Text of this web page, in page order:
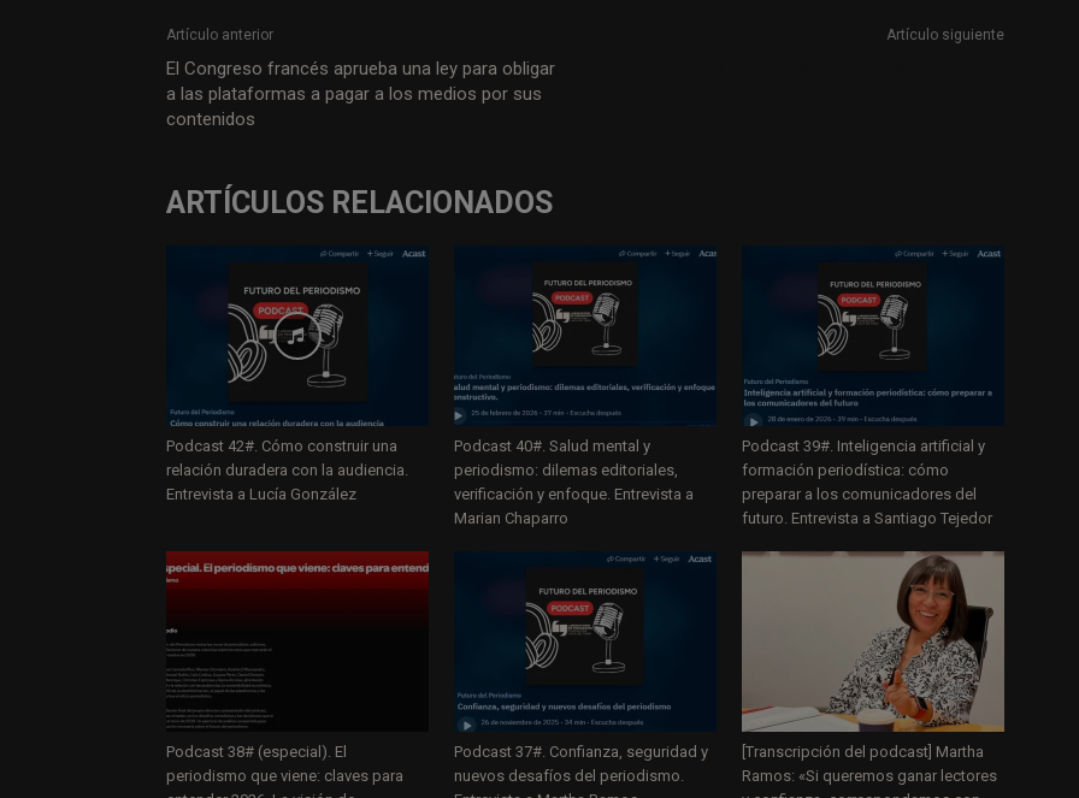
Artículo anterior
El Congreso francés aprueba una ley para obligar
a las plataformas a pagar a los medios por sus
contenidos
Artículo siguiente
ARTÍCULOS RELACIONADOS
Podcast 42#. Cómo construir una
relación duradera con la audiencia.
Entrevista a Lucía González
Podcast 40#. Salud mental y
periodismo: dilemas editoriales,
verificación y enfoque. Entrevista a
Marian Chaparro
Podcast 39#. Inteligencia artificial y
formación periodística: cómo
preparar a los comunicadores del
futuro. Entrevista a Santiago Tejedor
Podcast 38# (especial). El
periodismo que viene: claves para
Podcast 37#. Confianza, seguridad y
nuevos desafíos del periodismo.
[Transcripción del podcast] Martha
Ramos: «Si queremos ganar lectores